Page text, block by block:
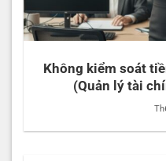
Không kiểm soát
(Quản lý tài